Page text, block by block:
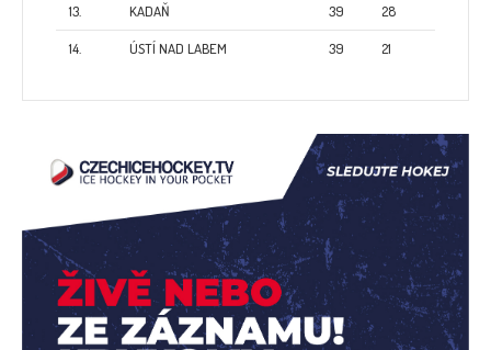
13. KADAŇ 39 28
14. ÚSTÍ NAD LABEM 39 21